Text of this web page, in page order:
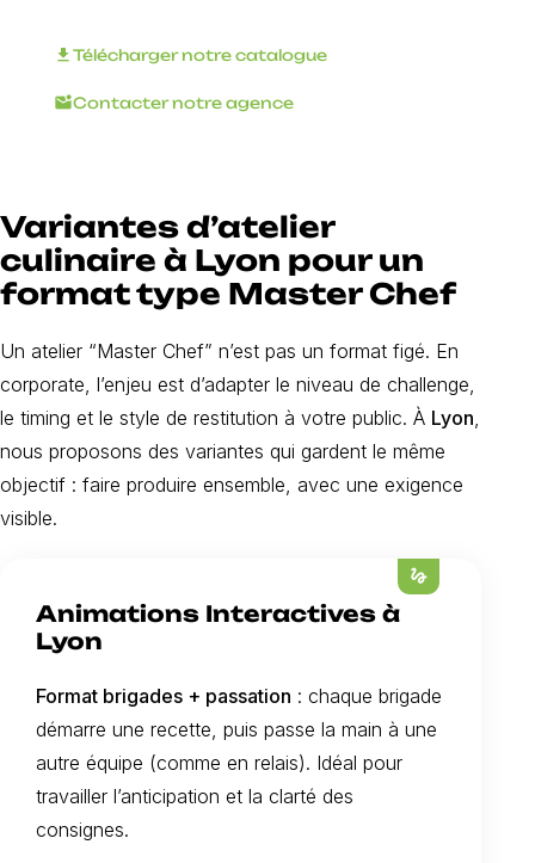
downloadTélécharger notre catalogue
mark_email_unreadContacter notre agence
Variantes d’atelier
culinaire à Lyon pour un
format type Master Chef
Un atelier “Master Chef” n’est pas un format figé. En
corporate, l’enjeu est d’adapter le niveau de challenge,
le timing et le style de restitution à votre public. À Lyon
nous proposons des variantes qui gardent le même
objectif : faire produire ensemble, avec une exigence
visible.
Animations Interactives à
Lyon
Format brigades + passation : chaque brigade
démarre une recette, puis passe la main à une
autre équipe (comme en relais). Idéal pour
travailler l’anticipation et la clarté des
consignes.
gesture